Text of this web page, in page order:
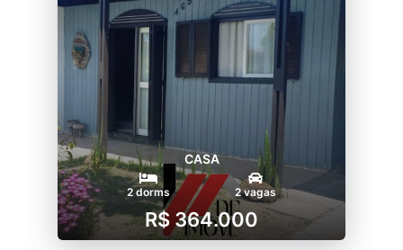
CASA
2 dorms 2 vagas
R$ 364.000